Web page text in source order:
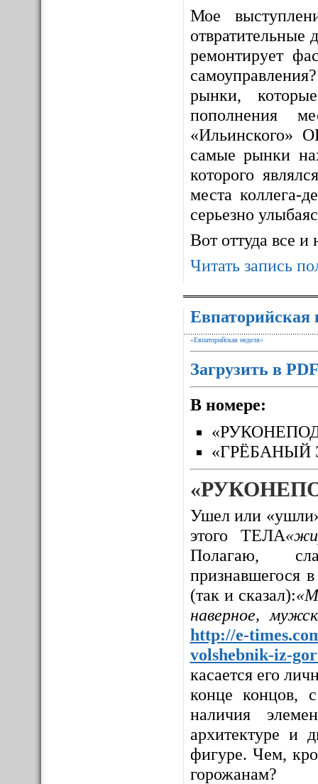
Мое
отвратительные
ремонтирует
рынки,
пополнения
«Ильинского»
самые рынки
которого
места коллега-
серьезно
Вот оттуда все и
Читать запись
Евпаторийская
«Евпаторийская неделя»
Загрузить в
В номере:
«ГРЁБАНЫЙ
Ушел или
этого ТЕЛА
Полагаю,
признавшегося
(так и сказал):
наверное,
http://e-
volshebnik-iz-
касается его
конце концов,
наличия
архитектуре и
фигуре. Чем,
горожанам?